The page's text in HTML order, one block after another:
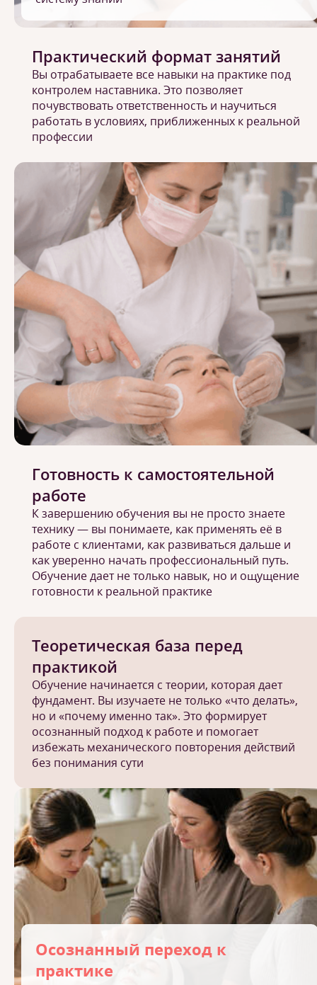
Теоретическая база перед
практикой
Обучение начинается с теории, которая дает
фундамент. Вы изучаете не только «что делать»,
но и «почему именно так». Это формирует
осознанный подход к работе и помогает
избежать механического повторения действий
без понимания сути
Осознанный переход к
практике
Практический формат занятий
Вы отрабатываете все навыки на практике под
контролем наставника. Это позволяет
почувствовать ответственность и научиться
работать в условиях, приближенных к реальной
профессии
Готовность к самостоятельной
работе
К завершению обучения вы не просто знаете
технику — вы понимаете, как применять её в
работе с клиентами, как развиваться дальше и
как уверенно начать профессиональный путь.
Обучение дает не только навык, но и ощущение
готовности к реальной практике